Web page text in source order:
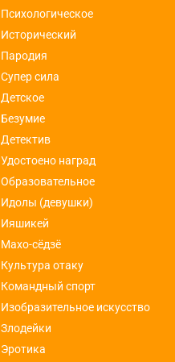
Психологическое
Исторический
Пародия
Супер сила
Детское
Безумие
Детектив
Удостоено наград
Образовательное
Идолы (девушки)
Ияшикей
Махо-сёдзё
Культура отаку
Командный спорт
Изобразительное искусство
Злодейки
Эротика